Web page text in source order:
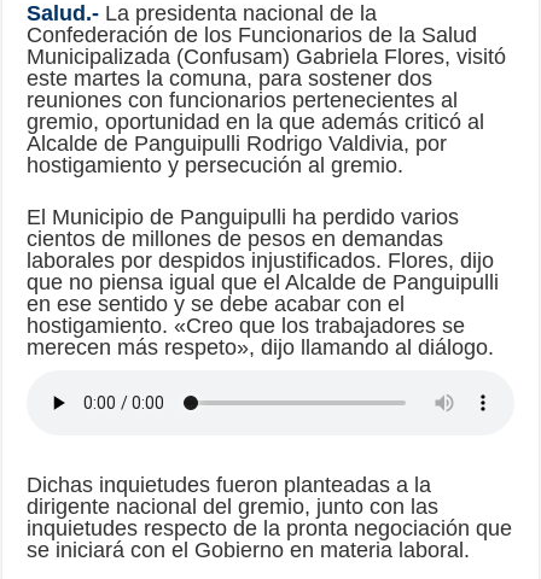
Salud.- La presidenta nacional de la
Confederación de los Funcionarios de la Salud
Municipalizada (Confusam) Gabriela Flores, visitó
este martes la comuna, para sostener dos
reuniones con funcionarios pertenecientes al
gremio, oportunidad en la que además criticó al
Alcalde de Panguipulli Rodrigo Valdivia, por
hostigamiento y persecución al gremio.
El Municipio de Panguipulli ha perdido varios
cientos de millones de pesos en demandas
laborales por despidos injustificados. Flores, dijo
que no piensa igual que el Alcalde de Panguipulli
en ese sentido y se debe acabar con el
hostigamiento. «Creo que los trabajadores se
merecen más respeto», dijo llamando al diálogo.
Dichas inquietudes fueron planteadas a la
dirigente nacional del gremio, junto con las
inquietudes respecto de la pronta negociación que
se iniciará con el Gobierno en materia laboral.